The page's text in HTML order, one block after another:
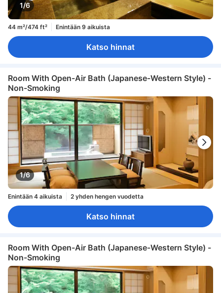
1/6
44 m²/474 ft² Enintään 9 aikuista
Katso hinnat
Room With Open-Air Bath (Japanese-Western Style) -
Non-Smoking
1/6
Enintään 4 aikuista 2 yhden hengen vuodetta
Katso hinnat
Room With Open-Air Bath (Japanese-Western Style) -
Non-Smoking